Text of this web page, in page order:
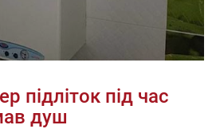
підліток під час
душ